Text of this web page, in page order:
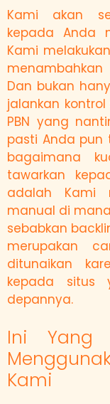
Kami akan
kepada Anda
Kami
Dan bukan
jalankan kontrol
PBN yang
pasti Anda pun
bagaimana
tawarkan
adalah Kami
manual di
sebabkan
merupakan
ditunaikan
kepada situs
depannya.
Ini Yang
Kami